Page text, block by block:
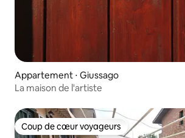
Appartement ⋅ Giussago
La maison de l'artiste
Coup de cœur voyageurs
Coup de cœur voyageurs